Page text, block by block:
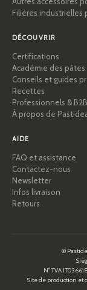
Filières industrielles
DÉCOUVRIR
Certifications
Académie des pâtes
Conseils et guides
Recettes
Professionnels & B2B
À propos de
AIDE
FAQ et assistance
Contactez-nous
Newsletter
Infos livraison
Retours
©
N° TVA
Site de production et